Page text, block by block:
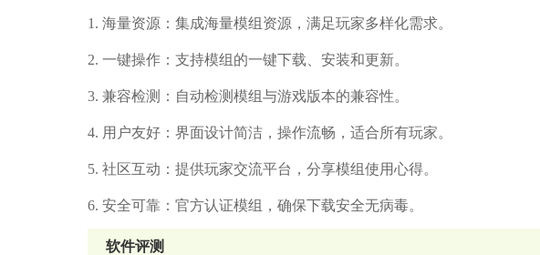
1. 海量资源：集成海量模组资源，满足玩家多样化需求。
2. 一键操作：支持模组的一键下载、安装和更新。
3. 兼容检测：自动检测模组与游戏版本的兼容性。
4. 用户友好：界面设计简洁，操作流畅，适合所有玩家。
5. 社区互动：提供玩家交流平台，分享模组使用心得。
6. 安全可靠：官方认证模组，确保下载安全无病毒。
软件评测